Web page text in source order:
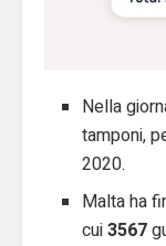
Nella
tamponi,
2020.
Malta ha
cui3567